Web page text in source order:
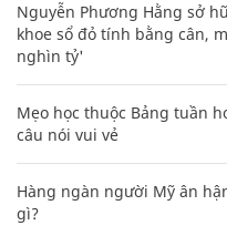
Nguyễn Phương Hằng sở
khoe sổ đỏ tính bằng cân,
nghìn tỷ'
Mẹo học thuộc Bảng tuần
câu nói vui vẻ
Hàng ngàn người Mỹ ân
gì?